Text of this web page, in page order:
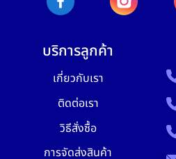
บริการลูกค้า
เกี่ยวกับเรา
ติดต่อเรา
วิธีสั่งซื้อ
การจัดส่งสินค้า